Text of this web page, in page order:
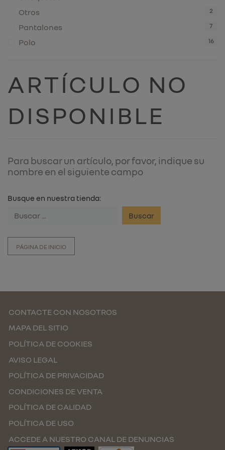
Otros 2
Pantalones 7
Polo 16
ARTÍCULO NO
DISPONIBLE
Para buscar un artículo, por favor, indique su
nombre en el siguiente campo
Busque en nuestra tienda:
Buscar
PÁGINA DE INICIO
CONTACTE CON NOSOTROS
MAPA DEL SITIO
POLÍTICA DE COOKIES
AVISO LEGAL
POLÍTICA DE PRIVACIDAD
CONDICIONES DE VENTA
POLÍTICA DE CALIDAD
POLÍTICA DE USO
ACCEDE A NUESTRO CANAL DE DENUNCIAS